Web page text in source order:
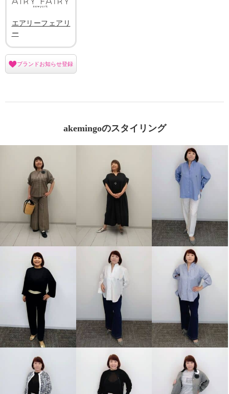
エアリーフェアリ
ー
ブランドお知らせ登録
akemingoのスタイリング